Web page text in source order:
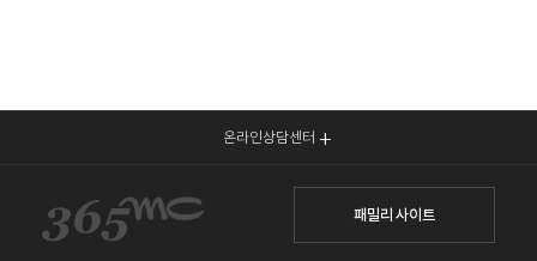
온라인상담센터
패밀리 사이트